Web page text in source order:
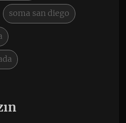
soma san diego